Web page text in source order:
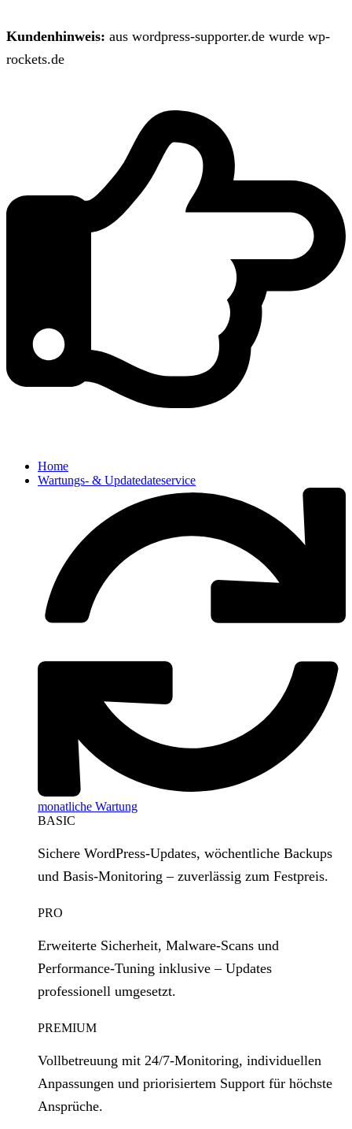
Kundenhinweis: aus wordpress-supporter.de wurde wp-
rockets.de
Home
Wartungs- & Updatedateservice
monatliche Wartung
BASIC
Sichere WordPress‑Updates, wöchentliche Backups
und Basis‑Monitoring – zuverlässig zum Festpreis.
PRO
Erweiterte Sicherheit, Malware‑Scans und
Performance‑Tuning inklusive – Updates
professionell umgesetzt.
PREMIUM
Vollbetreuung mit 24/7‑Monitoring, individuellen
Anpassungen und priorisiertem Support für höchste
Ansprüche.